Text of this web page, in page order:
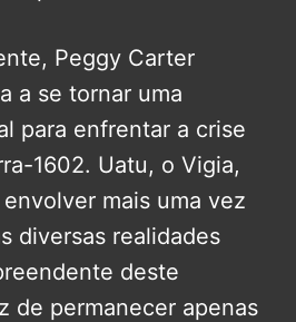
Peggy Carter
a se tornar uma
para enfrentar a crise
1602. Uatu, o Vigia,
mais uma vez
diversas realidades
deste
de permanecer apenas